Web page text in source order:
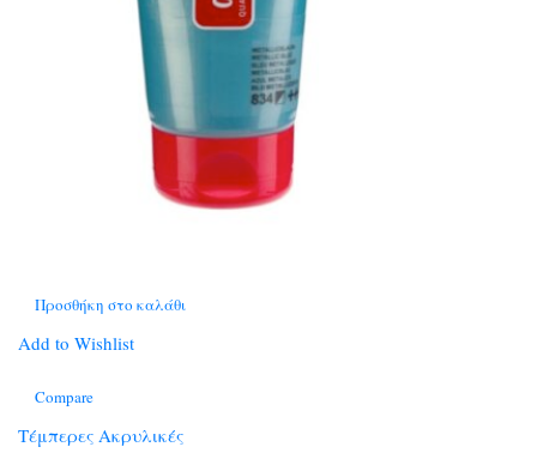
Προσθήκη στο καλάθι
Add to Wishlist
Compare
Τέμπερες Ακρυλικές